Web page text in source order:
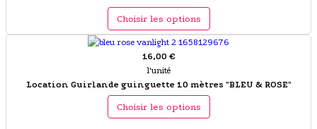
Choisir les options
16,00 €
l'unité
Location Guirlande guinguette 10 mètres "BLEU & ROSE"
Choisir les options